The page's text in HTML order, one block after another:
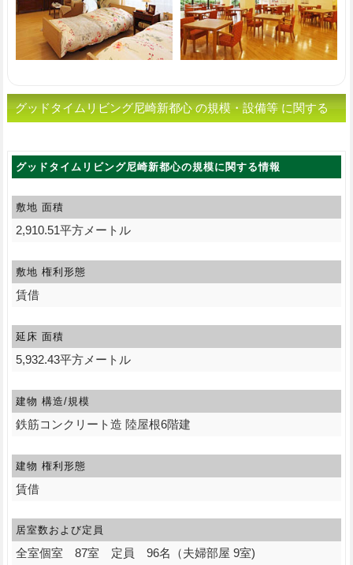
グッドタイムリビング尼崎新都心 の規模・設備等 に関する
グッドタイムリビング尼崎新都心の規模に関する情報
敷地 面積
2,910.51平方メートル
敷地 権利形態
賃借
延床 面積
5,932.43平方メートル
建物 構造/規模
鉄筋コンクリート造 陸屋根6階建
建物 権利形態
賃借
居室数および定員
全室個室 87室 定員 96名（夫婦部屋 9室)